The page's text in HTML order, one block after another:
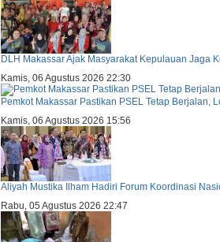
DLH Makassar Ajak Masyarakat Kepulauan Jaga
Kamis, 06 Agustus 2026 22:30
Pemkot Makassar Pastikan PSEL Tetap Berjalan,
Kamis, 06 Agustus 2026 15:56
Aliyah Mustika Ilham Hadiri Forum Koordinasi
Rabu, 05 Agustus 2026 22:47